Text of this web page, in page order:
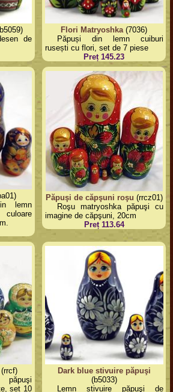
de
Flori Matryoshka(7036)
Păpuși din lemn cuiburi
rusești cu flori, set de 7 piese
Preț 145.23
lemn
Păpuşi de căpşuni roşu (rrcz01)
Roşu matryoshka păpuşi cu
imagine de căpşuni, 20cm
Preț 113.64
(rrcf)
set 10
Dark blue stivuire păpuşi
(b5033)
Lemn stivuire păpuşi de